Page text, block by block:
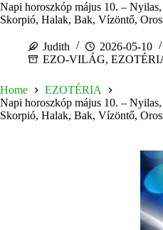
Napi horoszkóp május 10. –
Skorpió, Halak, Bak, Vízöntő,
Judith
2026-05-10
EZO-VILÁG,
Home
EZOTÉRIA
Napi horoszkóp május 10. –
Skorpió, Halak, Bak, Vízöntő,